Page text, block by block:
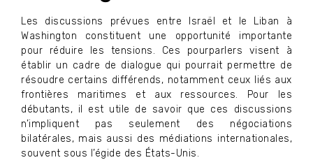
Les discussions prévues entre Israël et le Liban à
Washington constituent une opportunité importante
pour réduire les tensions. Ces pourparlers visent à
établir un cadre de dialogue qui pourrait permettre de
résoudre certains différends, notamment ceux liés aux
frontières maritimes et aux ressources. Pour les
débutants, il est utile de savoir que ces discussions
n’impliquent pas seulement des négociations
bilatérales, mais aussi des médiations internationales,
souvent sous l’égide des États-Unis.